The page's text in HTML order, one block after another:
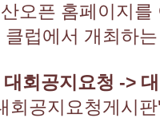
오픈 홈페이지
클럽에서 개최하
대회공지요청 ->
회공지요청게시판